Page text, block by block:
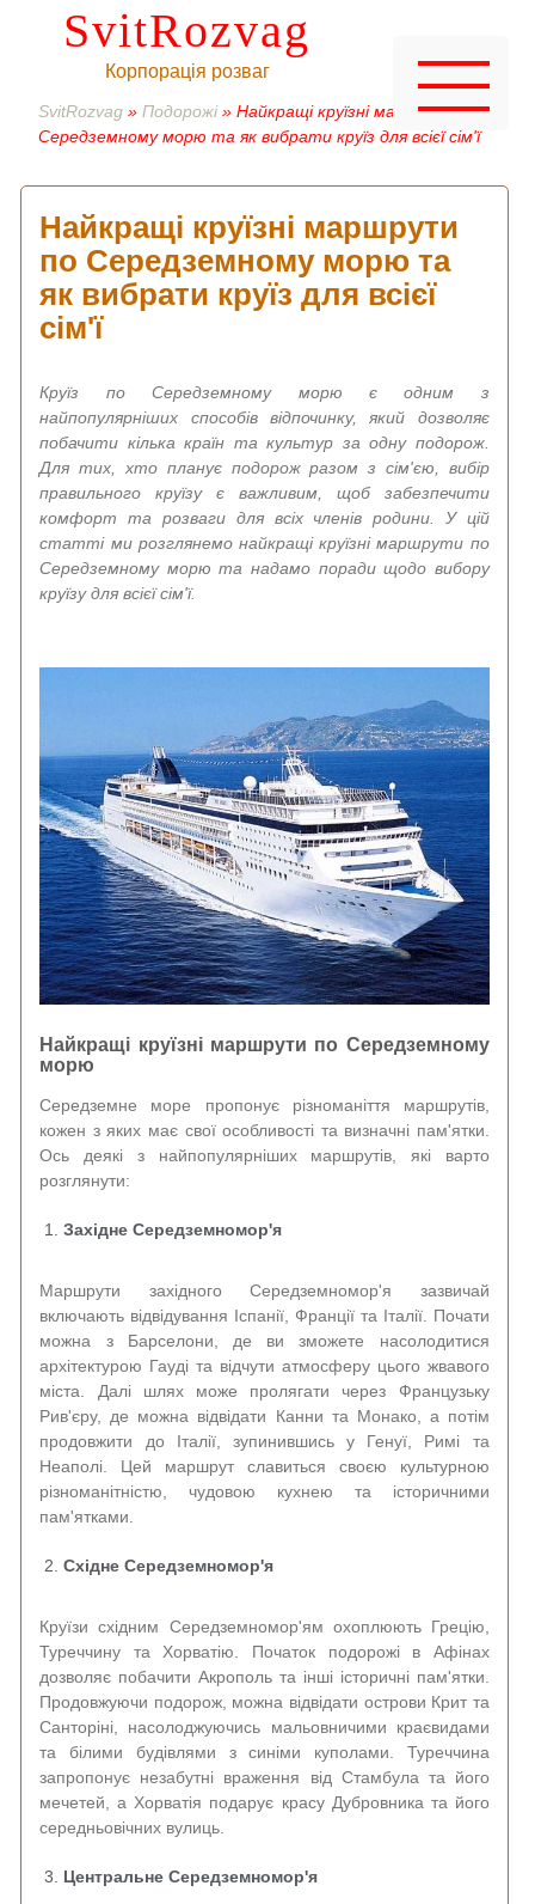
SvitRozvag
Корпорація розваг
SvitRozvag »Подорожі» Найкращі круїзні маршрути по
Середземному морю та як вибрати круїз для всієї сім'ї
Найкращі круїзні маршрути
по Середземному морю та
як вибрати круїз для всієї
сім'ї
Круїз по Середземному морю є одним з
найпопулярніших способів відпочинку, який дозволяє
побачити кілька країн та культур за одну подорож.
Для тих, хто планує подорож разом з сім'єю, вибір
правильного круїзу є важливим, щоб забезпечити
комфорт та розваги для всіх членів родини. У цій
статті ми розглянемо найкращі круїзні маршрути по
Середземному морю та надамо поради щодо вибору
круїзу для всієї сім'ї.
Найкращі круїзні маршрути по Середземному
морю
Середземне море пропонує різноманіття маршрутів,
кожен з яких має свої особливості та визначні пам'ятки.
Ось деякі з найпопулярніших маршрутів, які варто
розглянути:
Західне Середземномор'я
Маршрути західного Середземномор'я зазвичай
включають відвідування Іспанії, Франції та Італії. Почати
можна з Барселони, де ви зможете насолодитися
архітектурою Гауді та відчути атмосферу цього жвавого
міста. Далі шлях може пролягати через Французьку
Рив'єру, де можна відвідати Канни та Монако, а потім
продовжити до Італії, зупинившись у Генуї, Римі та
Неаполі. Цей маршрут славиться своєю культурною
різноманітністю, чудовою кухнею та історичними
пам'ятками.
Східне Середземномор'я
Круїзи східним Середземномор'ям охоплюють Грецію,
Туреччину та Хорватію. Початок подорожі в Афінах
дозволяє побачити Акрополь та інші історичні пам'ятки.
Продовжуючи подорож, можна відвідати острови Крит та
Санторіні, насолоджуючись мальовничими краєвидами
та білими будівлями з синіми куполами. Туреччина
запропонує незабутні враження від Стамбула та його
мечетей, а Хорватія подарує красу Дубровника та його
середньовічних вулиць.
Центральне Середземномор'я